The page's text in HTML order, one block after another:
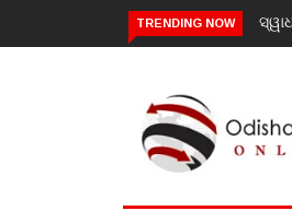
TRENDING NOWସ୍ୱାଧୀନତା